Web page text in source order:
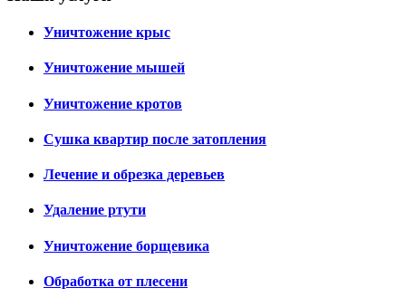
Уничтожение крыс
Уничтожение мышей
Уничтожение кротов
Сушка квартир после затопления
Лечение и обрезка деревьев
Удаление ртути
Уничтожение борщевика
Обработка от плесени